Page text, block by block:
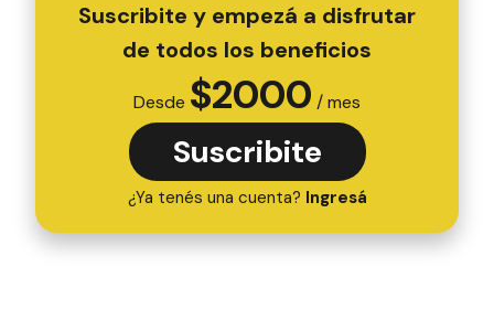
Suscribite y empezá a disfrutar
de todos los beneficios
Desde $2000 / mes
Suscribite
¿Ya tenés una cuenta? Ingresá